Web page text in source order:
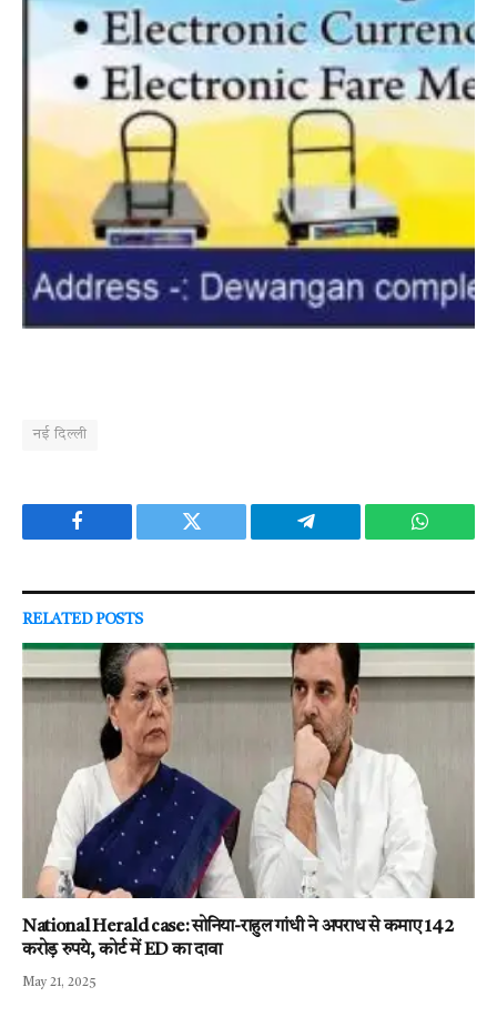
नई दिल्ली
Facebook Twitter Telegram
RELATEDPOSTS
National Herald case: सोनिया-राहुल गांधी ने अपराध से कमाए 142
करोड़ रुपये, कोर्ट में ED का दावा
May 21, 2025